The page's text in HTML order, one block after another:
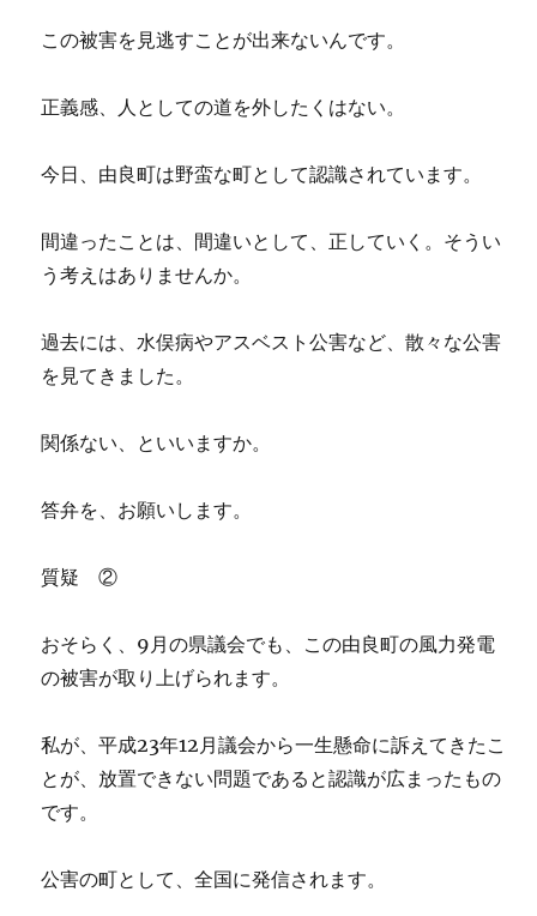
この被害を見逃すことが出来ないんです。
正義感、人としての道を外したくはない。
今日、由良町は野蛮な町として認識されています。
間違ったことは、間違いとして、正していく。そうい
う考えはありませんか。
過去には、水俣病やアスベスト公害など、散々な公害
を見てきました。
関係ない、といいますか。
答弁を、お願いします。
質疑 ②
おそらく、9月の県議会でも、この由良町の風力発電
の被害が取り上げられます。
私が、平成23年12月議会から一生懸命に訴えてきたこ
とが、放置できない問題であると認識が広まったもの
です。
公害の町として、全国に発信されます。